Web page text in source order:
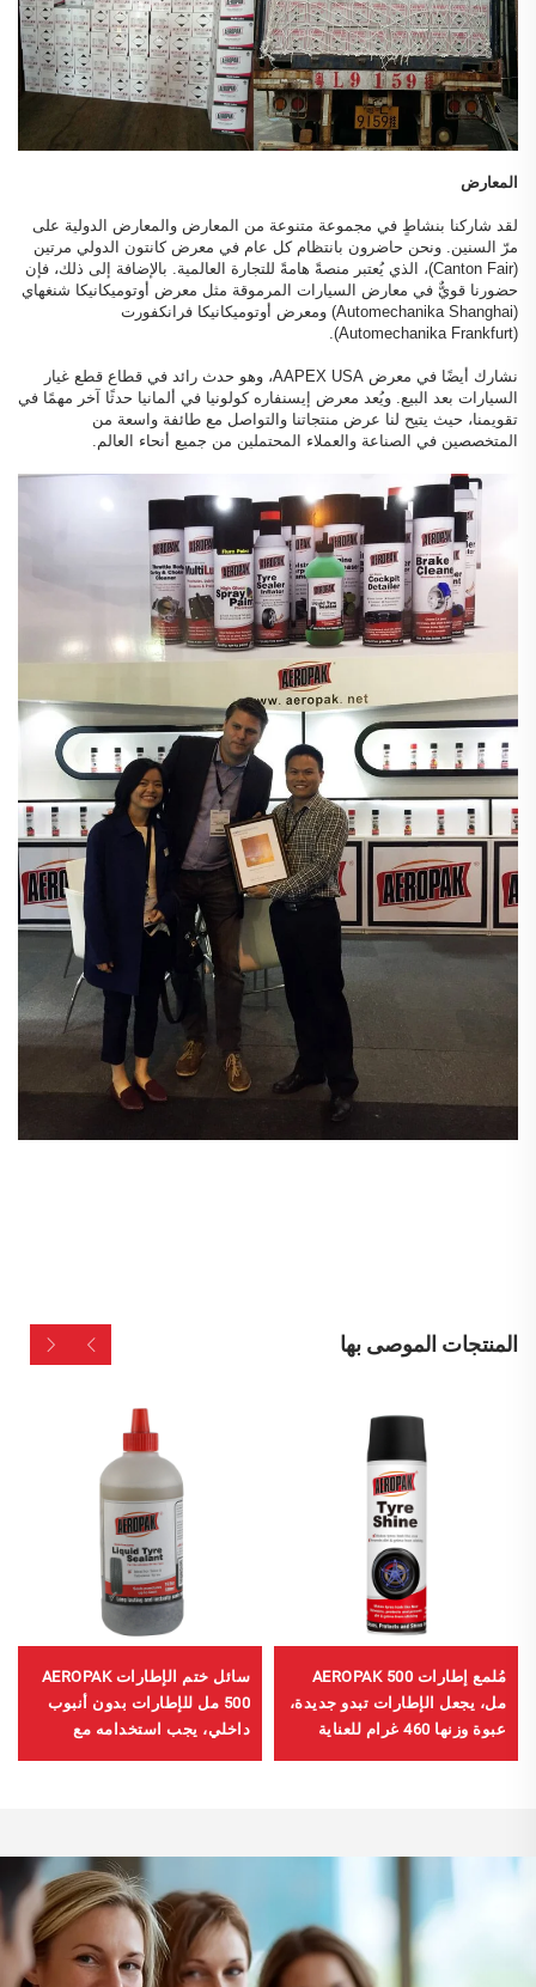
المعارض
لقد شاركنا بنشاطٍ في مجموعة متنوعة من المعارض والمعارض الدولية على
مرّ السنين. ونحن حاضرون بانتظام كل عام في معرض كانتون الدولي مرتين
(Canton Fair)، الذي يُعتبر منصةً هامةً للتجارة العالمية. بالإضافة إلى ذلك، فإن
حضورنا قويٌّ في معارض السيارات المرموقة مثل معرض أوتوميكانيكا شنغهاي
(Automechanika Shanghai) ومعرض أوتوميكانيكا فرانكفورت
(Automechanika Frankfurt).
نشارك أيضًا في معرض AAPEX USA، وهو حدث رائد في قطاع قطع غيار
السيارات بعد البيع. ويُعد معرض إيسنفاره كولونيا في ألمانيا حدثًا آخر مهمًا في
تقويمنا، حيث يتيح لنا عرض منتجاتنا والتواصل مع طائفة واسعة من
المتخصصين في الصناعة والعملاء المحتملين من جميع أنحاء العالم.
المنتجات الموصى بها
مُلمع إطارات AEROPAK 500
مل، يجعل الإطارات تبدو جديدة،
عبوة وزنها 460 غرام للعناية
سائل ختم الإطارات AEROPAK
500 مل للإطارات بدون أنبوب
داخلي، يجب استخدامه مع